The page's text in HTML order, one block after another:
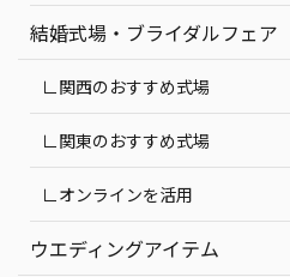
結婚式場・ブライダルフェア
∟関西のおすすめ式場
∟関東のおすすめ式場
∟オンラインを活用
ウエディングアイテム